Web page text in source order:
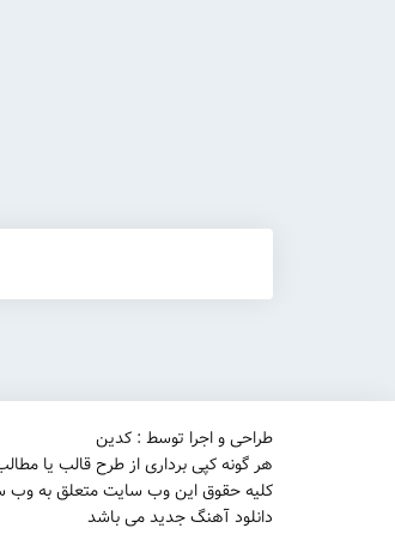
طراحی و اجرا توسط : کدین
هر گونه کپی برداری از طرح قالب یا
کلیه حقوق این وب سایت متعلق به
دانلود آهنگ جدید می باشد